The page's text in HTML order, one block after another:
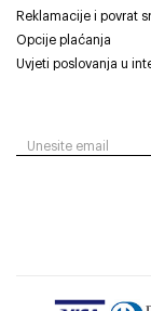
Reklamacije i povrat
Opcije plaćanja
Uvjeti poslovanja u